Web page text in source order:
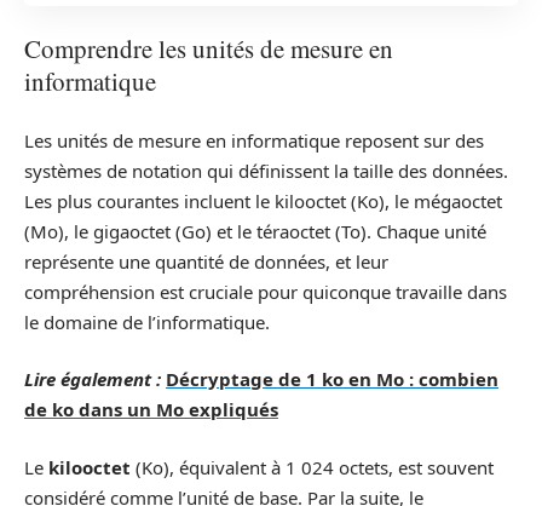
Comprendre les unités de mesure en
informatique
Les unités de mesure en informatique reposent sur des
systèmes de notation qui définissent la taille des données.
Les plus courantes incluent le kilooctet (Ko), le mégaoctet
(Mo), le gigaoctet (Go) et le téraoctet (To). Chaque unité
représente une quantité de données, et leur
compréhension est cruciale pour quiconque travaille dans
le domaine de l’informatique.
Lire également : Décryptage de 1 ko en Mo : combien
de ko dans un Mo expliqués
Le kilooctet (Ko), équivalent à 1 024 octets, est souvent
considéré comme l’unité de base. Par la suite, le